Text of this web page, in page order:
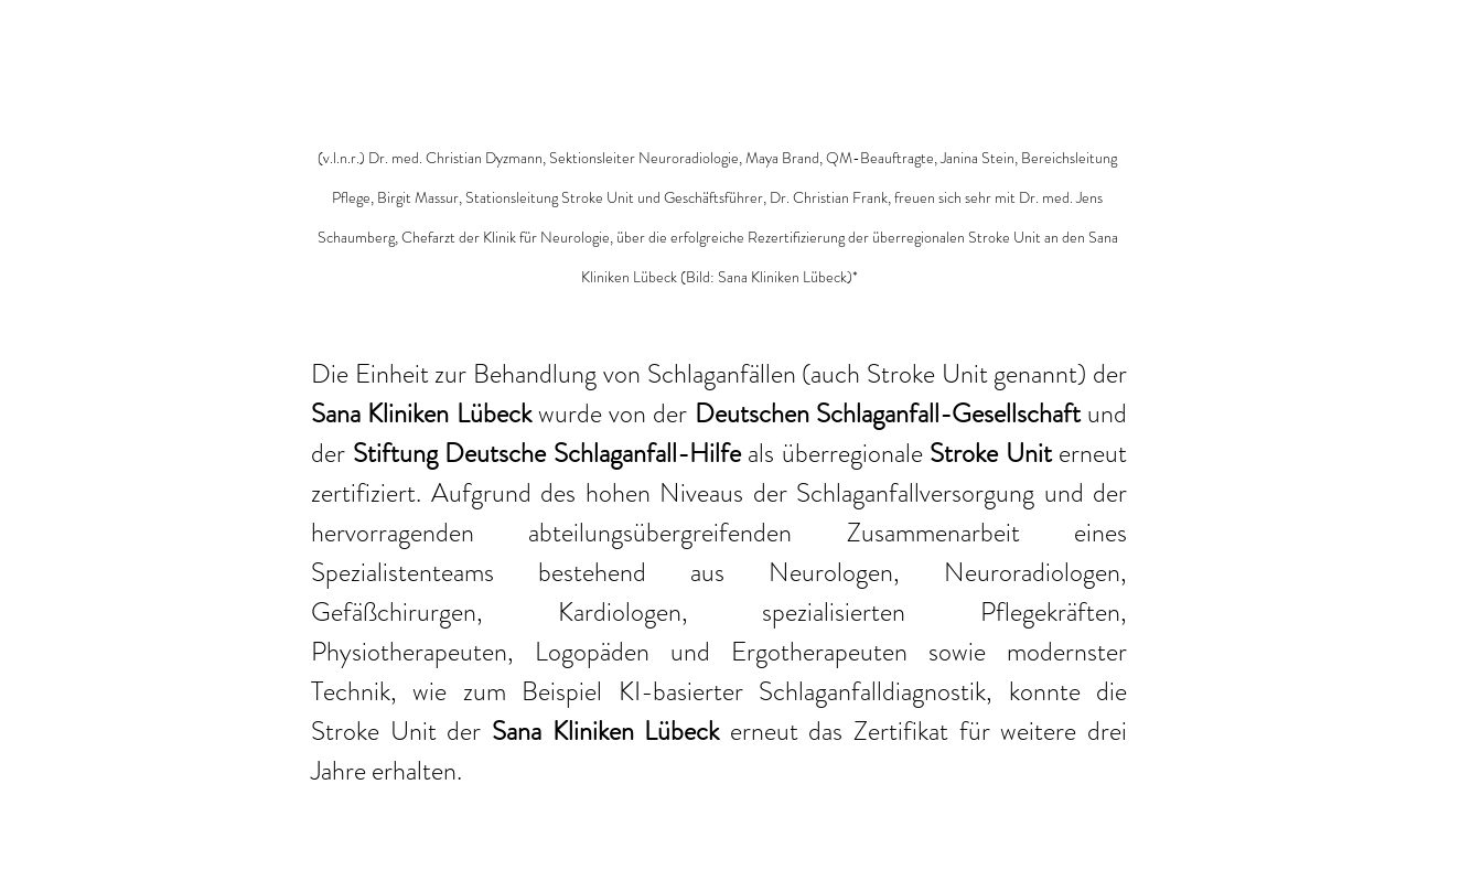
(v.l.n.r.) Dr. med. Christian Dyzmann, Sektionsleiter Neuroradiologie, Maya Brand, QM-Beauftragte, Janina Stein, Bereichsleitung
Pflege, Birgit Massur, Stationsleitung Stroke Unit und Geschäftsführer, Dr. Christian Frank, freuen sich sehr mit Dr. med. Jens
Schaumberg, Chefarzt der Klinik für Neurologie, über die erfolgreiche Rezertifizierung der überregionalen Stroke Unit an den Sana
Kliniken Lübeck (Bild: Sana Kliniken Lübeck)*
Die Einheit zur Behandlung von Schlaganfällen (auch Stroke Unit genannt) der
Sana Kliniken Lübeck wurde von der Deutschen Schlaganfall-Gesellschaft und
der Stiftung Deutsche Schlaganfall-Hilfe als überregionale Stroke Unit erneut
zertifiziert. Aufgrund des hohen Niveaus der Schlaganfallversorgung und der
hervorragenden abteilungsübergreifenden Zusammenarbeit eines
Spezialistenteams bestehend aus Neurologen, Neuroradiologen,
Gefäßchirurgen, Kardiologen, spezialisierten Pflegekräften,
Physiotherapeuten, Logopäden und Ergotherapeuten sowie modernster
Technik, wie zum Beispiel KI-basierter Schlaganfalldiagnostik, konnte die
Stroke Unit der Sana Kliniken Lübeck erneut das Zertifikat für weitere drei
Jahre erhalten.